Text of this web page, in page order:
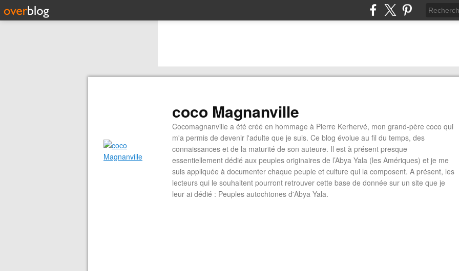
coco Magnanville
Cocomagnanville a été créé en hommage à Pierre Kerhervé, mon grand-père coco qui
m'a permis de devenir l'adulte que je suis. Ce blog évolue au fil du temps, des
connaissances et de la maturité de son auteure. Il est à présent presque
essentiellement dédié aux peuples originaires de l’Abya Yala (les Amériques) et je me
suis appliquée à documenter chaque peuple et culture qui la composent. A présent, les
lecteurs qui le souhaitent pourront retrouver cette base de donnée sur un site que je
leur ai dédié : Peuples autochtones d'Abya Yala.